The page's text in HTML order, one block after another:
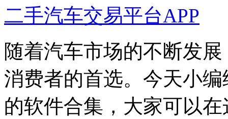
二手汽车交易平台APP
随着汽车市场的不断发
消费者的首选。今天小
的软件合集，大家可以